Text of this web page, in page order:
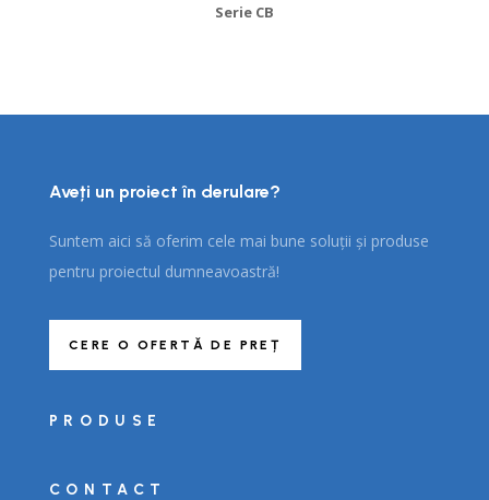
Serie CB
Aveți un proiect în derulare?
Suntem aici să oferim cele mai bune soluții și produse
pentru proiectul dumneavoastră!
CERE O OFERTĂ DE PREȚ
PRODUSE
CONTACT